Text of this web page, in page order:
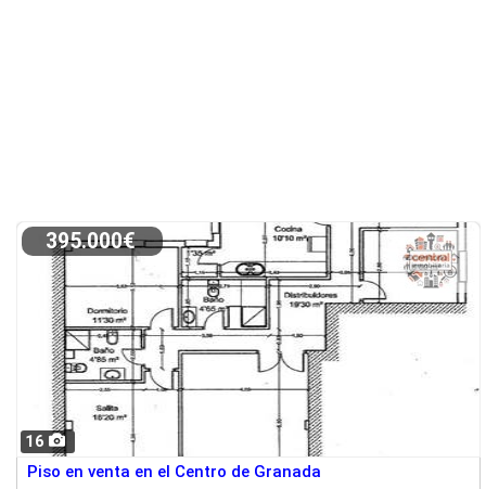
16
395.000€
Piso en venta en el Centro de Granada